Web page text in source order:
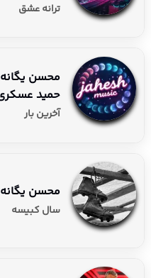
ترانه عشق
محسن
حمید
آخرین بار
محسن
سال کبیسه